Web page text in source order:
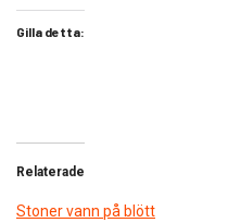
Gilla detta:
Relaterade
Stoner vann på blött